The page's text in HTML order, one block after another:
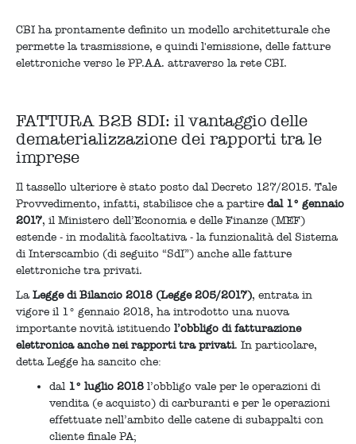
CBI ha prontamente definito un modello architetturale che
permette la trasmissione, e quindi l'emissione, delle fatture
elettroniche verso le PP.AA. attraverso la rete CBI.
FATTURA B2B SDI: il vantaggio delle
dematerializzazione dei rapporti tra le
imprese
Il tassello ulteriore è stato posto dal Decreto 127/2015. Tale
Provvedimento, infatti, stabilisce che a partiredal 1° gennaio
2017, il Ministero dell’Economia e delle Finanze (MEF)
estende - in modalità facoltativa - la funzionalità del Sistema
di Interscambio (di seguito “SdI”) anche alle fatture
elettroniche tra privati.
LaLegge di Bilancio 2018 (Legge 205/2017), entrata in
vigore il 1° gennaio 2018, ha introdotto una nuova
importante novità istituendol’obbligo di fatturazione
elettronica anche nei rapporti tra privati. In particolare,
detta Legge ha sancito che:
dal 1° luglio 2018 l’obbligo vale per le operazioni di
vendita (e acquisto) di carburanti e per le operazioni
effettuate nell’ambito delle catene di subappalti con
cliente finale PA;